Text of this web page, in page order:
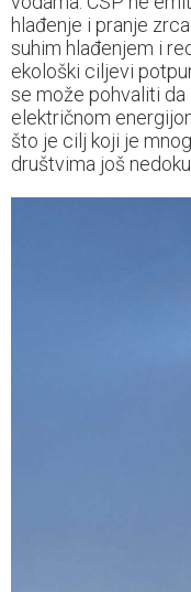
hlađenje i pranje
suhim hlađenjem i
ekološki ciljevi
se može pohvaliti
električnom
što je cilj koji je
društvima još